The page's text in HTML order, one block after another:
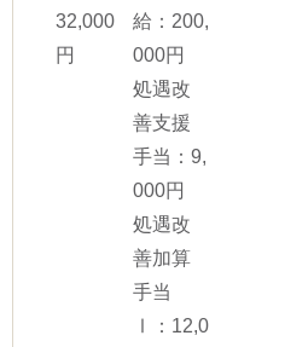
32,000
円
給：200,
000円
処遇改
善支援
手当：9,
000円
処遇改
善加算
手当
Ⅰ：12,0